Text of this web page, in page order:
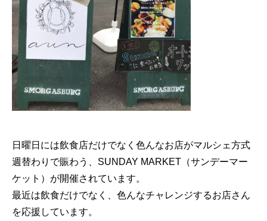
日曜日には飲食店だけでなく色んなお店がマルシェ方式
週替わりで賑わう、SUNDAY MARKET（サンデーマー
ケット）が開催されています。
最近は飲食だけでなく、色んなチャレンジするお店さん
を応援しています。